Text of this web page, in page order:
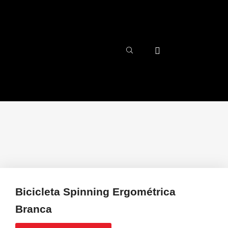
Bicicleta Spinning Ergométrica
Branca